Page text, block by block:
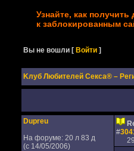
Узнайте, как получить
к заблокированным
Вы не вошли [Войти ]
Kлуб Любителей Секса® –
Dupreu
На форуме: 20 л 83 д
(с 14/05/2006)
#